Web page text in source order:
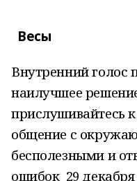
Весы
Внутренний голос
наилучшее
прислушивайтесь
общение с
бесполезными и
ошибок 29